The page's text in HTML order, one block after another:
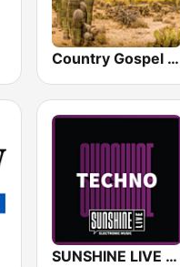
Country Gospel Radio
SUNSHINE LIVE - Techno